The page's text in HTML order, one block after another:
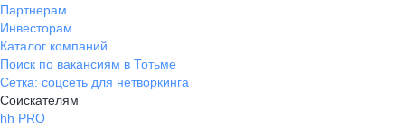
Партнерам
Инвесторам
Каталог компаний
Поиск по вакансиям в Тотьме
Сетка: соцсеть для нетворкинга
Соискателям
hh PRO